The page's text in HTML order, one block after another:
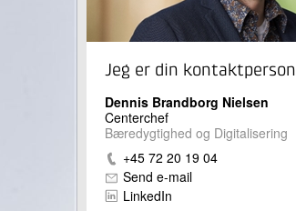
Jeg er din kontaktperson
Dennis Brandborg Nielsen
Centerchef
Bæredygtighed og Digitalisering
+45 72 20 19 04
Send e-mail
LinkedIn